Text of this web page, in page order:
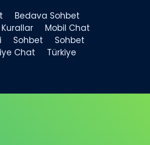
Bedava Sohbet
Kurallar
Mobil Chat
Sohbet
Sohbet
Chat
Türkiye